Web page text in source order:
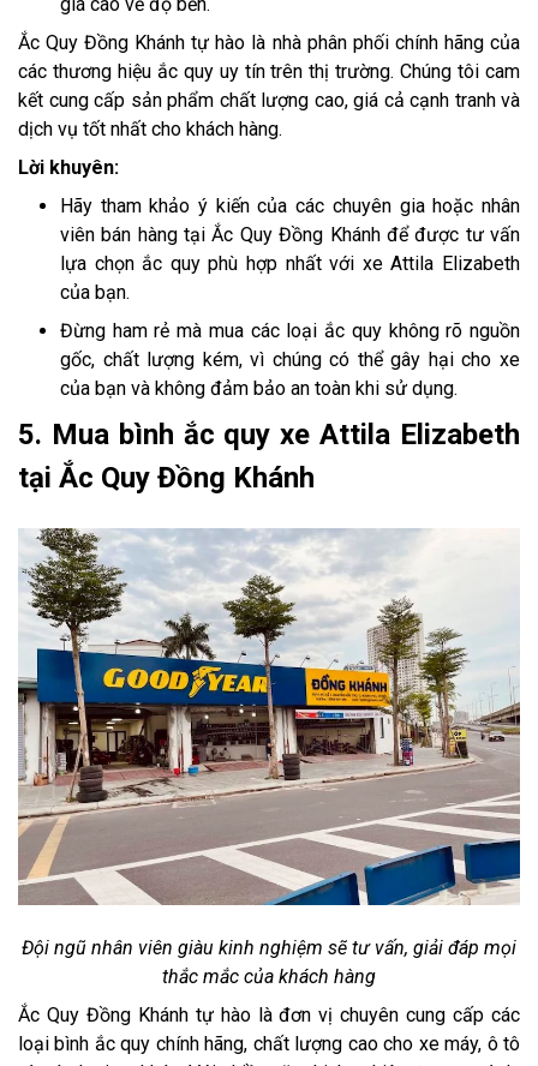
giá cao về độ bền.
Ắc Quy Đồng Khánh tự hào là nhà phân phối chính hãng của
các thương hiệu ắc quy uy tín trên thị trường. Chúng tôi cam
kết cung cấp sản phẩm chất lượng cao, giá cả cạnh tranh và
dịch vụ tốt nhất cho khách hàng.
Lời khuyên:
Hãy tham khảo ý kiến của các chuyên gia hoặc nhân
viên bán hàng tại Ắc Quy Đồng Khánh để được tư vấn
lựa chọn ắc quy phù hợp nhất với xe Attila Elizabeth
của bạn.
Đừng ham rẻ mà mua các loại ắc quy không rõ nguồn
gốc, chất lượng kém, vì chúng có thể gây hại cho xe
của bạn và không đảm bảo an toàn khi sử dụng.
5. Mua bình ắc quy xe Attila Elizabeth
tại Ắc Quy Đồng Khánh
Đội ngũ nhân viên giàu kinh nghiệm sẽ tư vấn, giải đáp mọi
thắc mắc của khách hàng
Ắc Quy Đồng Khánh tự hào là đơn vị chuyên cung cấp các
loại bình ắc quy chính hãng, chất lượng cao cho xe máy, ô tô